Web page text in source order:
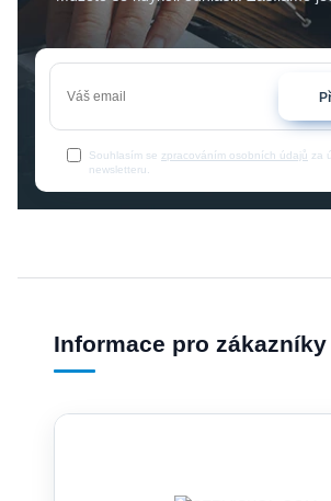
Souhlasím se zpracováním osobních údajů za
newsletteru.
Informace pro zákazníky